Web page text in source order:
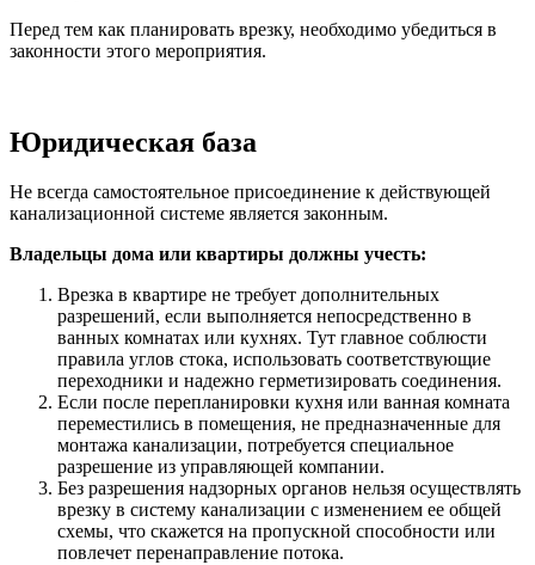
Перед тем как планировать врезку, необходимо убедиться в
законности этого мероприятия.
Юридическая база
Не всегда самостоятельное присоединение к действующей
канализационной системе является законным.
Владельцы дома или квартиры должны учесть:
Врезка в квартире не требует дополнительных
разрешений, если выполняется непосредственно в
ванных комнатах или кухнях. Тут главное соблюсти
правила углов стока, использовать соответствующие
переходники и надежно герметизировать соединения.
Если после перепланировки кухня или ванная комната
переместились в помещения, не предназначенные для
монтажа канализации, потребуется специальное
разрешение из управляющей компании.
Без разрешения надзорных органов нельзя осуществлять
врезку в систему канализации с изменением ее общей
схемы, что скажется на пропускной способности или
повлечет перенаправление потока.